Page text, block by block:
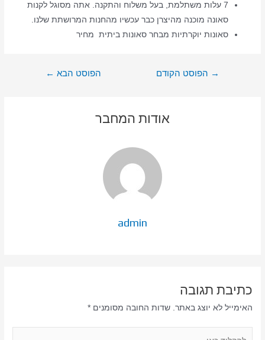
7 עלות משתלמת, בעל משלוח והתקנה. אתה מסוגל לקנות
סאונה מוכנה מהיצרן כבר עכשיו מהחנות המרושתת שלנו.
סאונות יוקרתיות מבחר סאונות ביתית מחיר
→ הפוסט הקודם הפוסט הבא ←
אודות המחבר
admin
כתיבת תגובה
האימייל לא יוצג באתר. שדות החובה מסומנים*